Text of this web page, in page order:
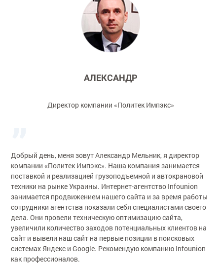
АЛЕКСАНДР
Директор компании «Политек Импэкс»
Добрый день, меня зовут Александр Мельник, я директор
компании «Политек Импэкс». Наша компания занимается
поставкой и реализацией грузоподъемной и автокрановой
техники на рынке Украины. Интернет-агентство Infounion
занимается продвижением нашего сайта и за время работы
сотрудники агентства показали себя специалистами своего
дела. Они провели техническую оптимизацию сайта,
увеличили количество заходов потенциальных клиентов на
сайт и вывели наш сайт на первые позиции в поисковых
системах Яндекс и Google. Рекомендую компанию Infounion
как профессионалов.